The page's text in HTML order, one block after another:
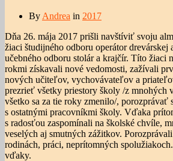
By Andrea in 2017
Dňa 26. mája 2017 prišli navštíviť svoju
žiaci študijného odboru operátor drevárskej
učebného odboru stolár a krajčír. Títo žiaci
rokmi získavali nové vedomosti, zažívali
nových učiteľov, vychovávateľov a
prezrieť všetky priestory školy /z mnohých
všetko sa za tie roky zmenilo/, porozprávať
s ostatnými pracovníkmi školy. Vďaka
s radosťou zaspomínali na školské chvíle,
veselých aj smutných zážitkov.
rodinách, práci, neprítomných
vďaky.